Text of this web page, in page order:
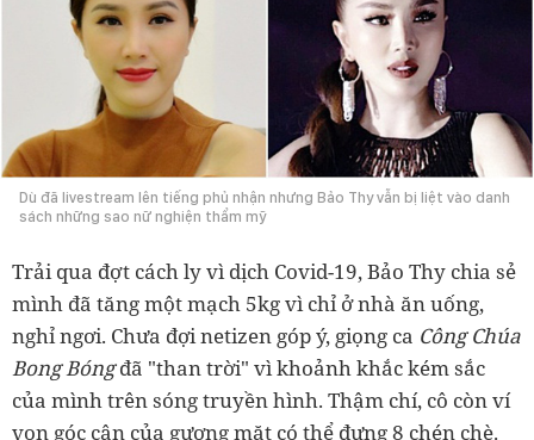
Dù đã livestream lên tiếng phủ nhận nhưng Bảo Thy vẫn bị liệt vào danh
sách những sao nữ nghiện thẩm mỹ
Trải qua đợt cách ly vì dịch Covid-19, Bảo Thy chia sẻ
mình đã tăng một mạch 5kg vì chỉ ở nhà ăn uống,
nghỉ ngơi. Chưa đợi netizen góp ý, giọng ca Công Chúa
Bong Bóngđã "than trời" vì khoảnh khắc kém sắc
của mình trên sóng truyền hình. Thậm chí, cô còn ví
von góc cận của gương mặt có thể đựng 8 chén chè.